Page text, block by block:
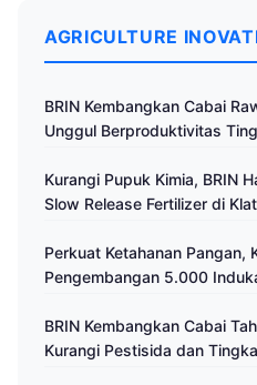
AGRICULTURE
BRIN Kembangkan Cabai
Unggul Berproduktivitas
Kurangi Pupuk Kimia, BRIN
Slow Release Fertilizer di
Perkuat Ketahanan Pangan,
Pengembangan 5.000
BRIN Kembangkan Cabai
Kurangi Pestisida dan